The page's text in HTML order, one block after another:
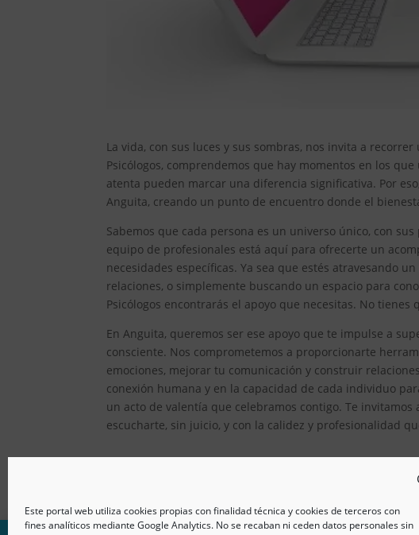
Este portal web utiliza cookies propias con finalidad técnica y cookies de terceros con
fines analíticos mediante Google Analytics. No se recaban ni ceden datos personales sin
La vida, con sus luces y sus sombras, nos invita a
Psicólogos, comprendemos que hay momentos en los
atenta pueden marcar una diferencia significativa. Por
Anguita, creando un punto de encuentro donde el
Sabemos que cada persona es un universo único, con
equipo de profesionales está aquí para ofrecerte un
necesidades específicas. Ya sea que estés atravesando
relaciones, o simplemente buscando un espacio para
Psicólogos encontrarás el apoyo que necesitas. No
En Anguita, queremos ser ese apoyo que te impulse a
consciente. Nos comprometemos a proporcionarte
emociones, mejorar tu comunicación y construir
conexión humana y en la capacidad de cada individuo
un acto de valentía que celebramos contigo. Te
escucharte, sin juicio, y con la calidez y profesionalidad